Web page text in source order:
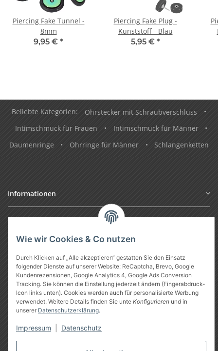
Wie wir Cookies & Co nutzen
Durch Klicken auf „Alle akzeptieren“ gestatten Sie den Einsatz
folgender Dienste auf unserer Website: ReCaptcha, Brevo, Google
Kundenrezensionen, Google Analytics 4, Google Ads Conversion
Tracking. Sie können die Einstellung jederzeit ändern (Fingerabdruck-
Icon links unten). Cookies werden auch für personalisierte Werbung
verwendet. Weitere Details finden Sie unte Konfigurieren und in
unserer Datenschutzerklärung.
Impressum Datenschutz
Piercing Fake Tunnel -
8mm
9,95 € *
Piercing Fake Plug -
Kunststoff - Blau
5,95 € *
Beliebte Kategorien: Ohrstecker mit Schraubverschluss
•
Intimschmuck für Frauen
• Intimschmuck für Männer
•
Daumenringe
• Ohrringe für Männer • Schlangenketten
Informationen
Gesetzliche Informationen
Vertrag widerrufen
* Alle Preise inkl. gesetzlicher USt., zzgl.